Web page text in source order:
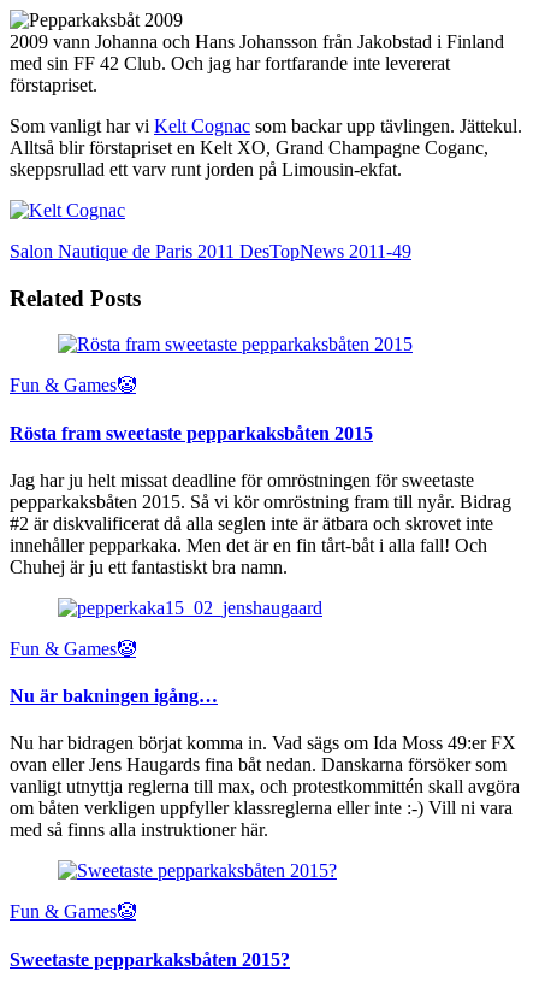
2009 vann Johanna och Hans Johansson från Jakobstad i Finland
med sin FF 42 Club. Och jag har fortfarande inte levererat
förstapriset.
Som vanligt har vi Kelt Cognac som backar upp tävlingen. Jättekul.
Alltså blir förstapriset en Kelt XO, Grand Champagne Coganc,
skeppsrullad ett varv runt jorden på Limousin-ekfat.
Salon Nautique de Paris 2011 DesTopNews 2011-49
Related Posts
Fun & Games🤡
Rösta fram sweetaste pepparkaksbåten 2015
Jag har ju helt missat deadline för omröstningen för sweetaste
pepparkaksbåten 2015. Så vi kör omröstning fram till nyår. Bidrag
#2 är diskvalificerat då alla seglen inte är ätbara och skrovet inte
innehåller pepparkaka. Men det är en fin tårt-båt i alla fall! Och
Chuhej är ju ett fantastiskt bra namn.
Fun & Games🤡
Nu är bakningen igång…
Nu har bidragen börjat komma in. Vad sägs om Ida Moss 49:er FX
ovan eller Jens Haugards fina båt nedan. Danskarna försöker som
vanligt utnyttja reglerna till max, och protestkommittén skall avgöra
om båten verkligen uppfyller klassreglerna eller inte :-) Vill ni vara
med så finns alla instruktioner här.
Fun & Games🤡
Sweetaste pepparkaksbåten 2015?